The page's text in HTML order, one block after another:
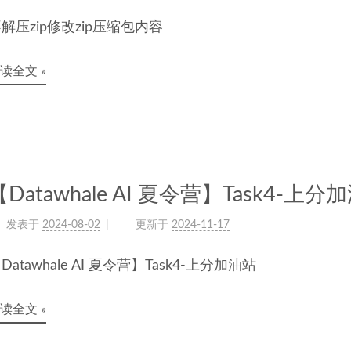
压zip修改zip压缩包内容
全文 »
Datawhale AI 夏令营】Task4-上分
发表于 2024-08-02 更新于 2024-11-17
Datawhale AI 夏令营】Task4-上分加油站
全文 »